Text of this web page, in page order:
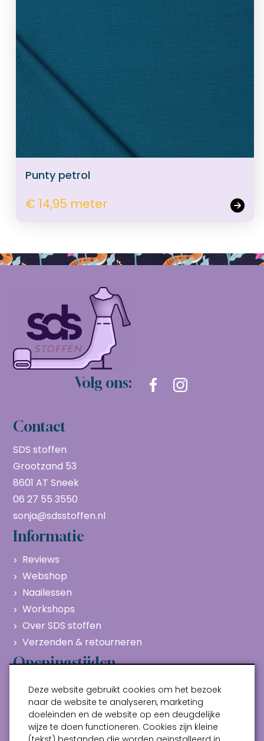
Punty petrol
€ 14,95 meter
Volg ons:
Contact
SDS stoffen
Grootzand 53
8601 AT Sneek
06 27 55 3550
sonja@sdsstoffen.nl
Informatie
Reviews
Webshop
Naailessen
Workshops
Over SDS stoffen
Verzenden & retourneren
Openingstijden
Maandag
Gesloten
Dinsdag
10:00 - 17:00
Woensdag
10:00 - 17:00
Donderdag
10:00 - 17:00
Deze website gebruikt cookies om het bezoek
naar de website te analyseren, marketing
doeleinden en de website op een deugdelijke
wijze te doen functioneren. Cookies zijn kleine